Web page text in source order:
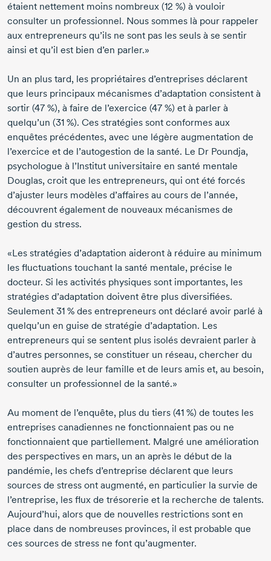
étaient nettement moins nombreux (12 %) à vouloir
consulter un professionnel. Nous sommes là pour rappeler
aux entrepreneurs qu’ils ne sont pas les seuls à se sentir
ainsi et qu’il est bien d’en parler.»
Un an plus tard, les propriétaires d’entreprises déclarent
que leurs principaux mécanismes d’adaptation consistent à
sortir (47 %), à faire de l’exercice (47 %) et à parler à
quelqu’un (31 %). Ces stratégies sont conformes aux
enquêtes précédentes, avec une légère augmentation de
l’exercice et de l’autogestion de la santé. Le Dr Poundja,
psychologue à l’Institut universitaire en santé mentale
Douglas, croit que les entrepreneurs, qui ont été forcés
d’ajuster leurs modèles d’affaires au cours de l’année,
découvrent également de nouveaux mécanismes de
gestion du stress.
«Les stratégies d’adaptation aideront à réduire au minimum
les fluctuations touchant la santé mentale, précise le
docteur. Si les activités physiques sont importantes, les
stratégies d’adaptation doivent être plus diversifiées.
Seulement 31 % des entrepreneurs ont déclaré avoir parlé à
quelqu’un en guise de stratégie d’adaptation. Les
entrepreneurs qui se sentent plus isolés devraient parler à
d’autres personnes, se constituer un réseau, chercher du
soutien auprès de leur famille et de leurs amis et, au besoin,
consulter un professionnel de la santé.»
Au moment de l’enquête, plus du tiers (41 %) de toutes les
entreprises canadiennes ne fonctionnaient pas ou ne
fonctionnaient que partiellement. Malgré une amélioration
des perspectives en mars, un an après le début de la
pandémie, les chefs d’entreprise déclarent que leurs
sources de stress ont augmenté, en particulier la survie de
l’entreprise, les flux de trésorerie et la recherche de talents.
Aujourd’hui, alors que de nouvelles restrictions sont en
place dans de nombreuses provinces, il est probable que
ces sources de stress ne font qu’augmenter.